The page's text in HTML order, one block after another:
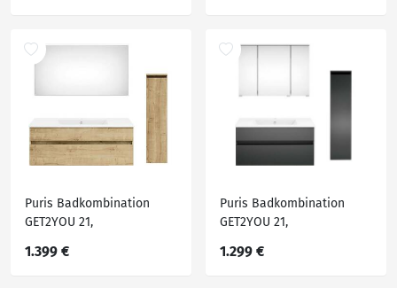
Puris Badkombination
GET2YOU 21,
1.399 €
Puris Badkombination
GET2YOU 21,
1.299 €